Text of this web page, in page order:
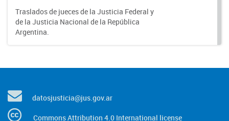
Traslados de jueces de la Justicia Federal y
de la Justicia Nacional de la República
Argentina.
datosjusticia@jus.gov.ar
Commons Attribution 4.0 International license